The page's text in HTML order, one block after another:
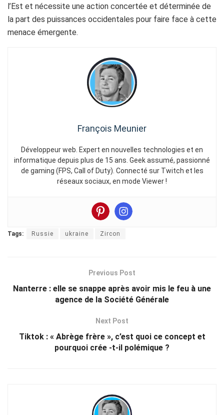
l’Est et nécessite une action concertée et déterminée de
la part des puissances occidentales pour faire face à cette
menace émergente.
François Meunier
Développeur web. Expert en nouvelles technologies et en
informatique depuis plus de 15 ans. Geek assumé, passionné
de gaming (FPS, Call of Duty). Connecté sur Twitch et les
réseaux sociaux, en mode Viewer !
Tags: Russie ukraine Zircon
Previous Post
Nanterre : elle se snappe après avoir mis le feu à une
agence de la Société Générale
Next Post
Tiktok : « Abrège frère », c’est quoi ce concept et
pourquoi crée -t-il polémique ?